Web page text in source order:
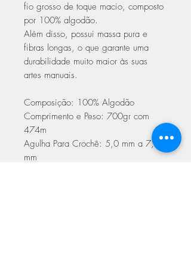
fio grosso de toque macio, composto
por 100% algodão.
Além disso, possui massa pura e
fibras longas, o que garante uma
durabilidade muito maior às suas
artes manuais.
Composição: 100% Algodão
Comprimento e Peso: 700gr com
474m
Agulha Para Crochê: 5,0 mm a 7,0
mm